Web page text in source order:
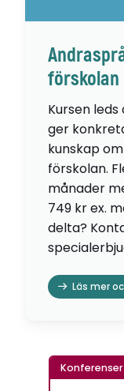
förskolan
Kursen leds
ger
kunskap
förskolan.
månader
749 kr ex.
delta?
Läs mer
Konferenser